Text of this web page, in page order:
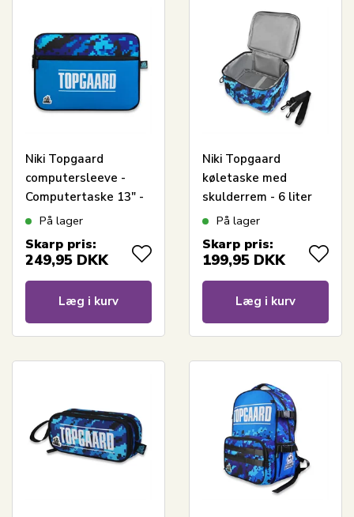
Niki Topgaard
computersleeve -
Computertaske 13" -
BlåPå lager
Skarp pris:
249,95 DKK
Læg i kurv
Niki Topgaard
køletaske med
skulderrem - 6 liter
På lager
Skarp pris:
199,95 DKK
Læg i kurv